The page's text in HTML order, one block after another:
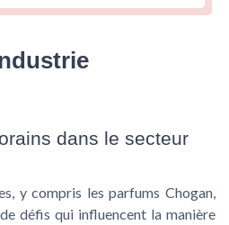
dans le secteur
y compris lesparfums Chogan
défis qui influencent la manière